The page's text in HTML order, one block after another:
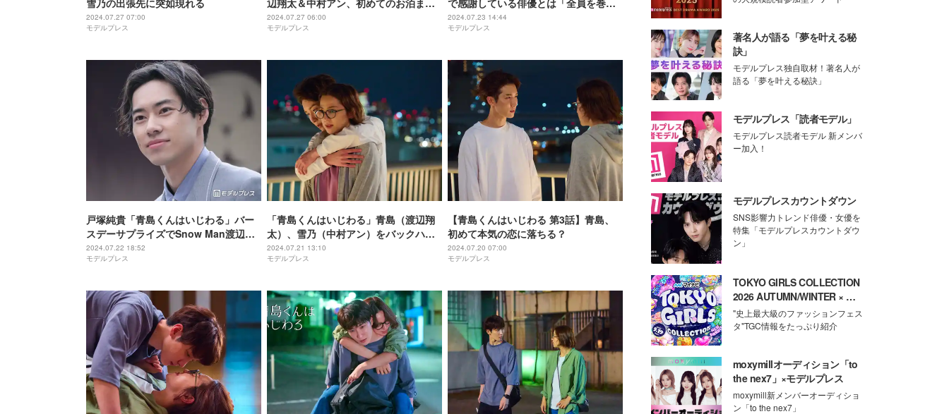
雪乃の出張先に突如現れる
2024.07.27 07:00
モデルプレス
辺翔太＆中村アン、初めてのお泊まり
温泉旅館で「一緒に泊まろうかな」
2024.07.27 06:00
モデルプレス
で感謝している俳優とは「全員を巻き
込んで会話してくださる」
2024.07.23 14:44
モデルプレス
戸塚純貴「青島くんはいじわる」バー
スデーサプライズでSnow Man渡辺翔
太・中村アンら集結 タグにも注目集ま
る「俺たちの谷崎」「胸熱」
2024.07.22 18:52
モデルプレス
「青島くんはいじわる」青島（渡辺翔
太）、雪乃（中村アン）をバックハグ
直球告白に反響「トレンディ」「王道
展開に悶絶」
2024.07.21 13:10
モデルプレス
【青島くんはいじわる 第3話】青島、
初めて本気の恋に落ちる？
2024.07.20 07:00
モデルプレス
著名人が語る「夢を叶える秘
訣」
モデルプレス独自取材！著名人が
語る「夢を叶える秘訣」
モデルプレス「読者モデル」
モデルプレス読者モデル 新メンバ
ー加入！
モデルプレスカウントダウン
SNS影響力トレンド俳優・女優を
特集「モデルプレスカウントダウ
ン」
TOKYO GIRLS COLLECTION
2026 AUTUMN/WINTER × モ
デルプレス
"史上最大級のファッションフェス
タ"TGC情報をたっぷり紹介
moxymillオーディション「to
the nex7」×モデルプレス
moxymill新メンバーオーディショ
ン「to the nex7」